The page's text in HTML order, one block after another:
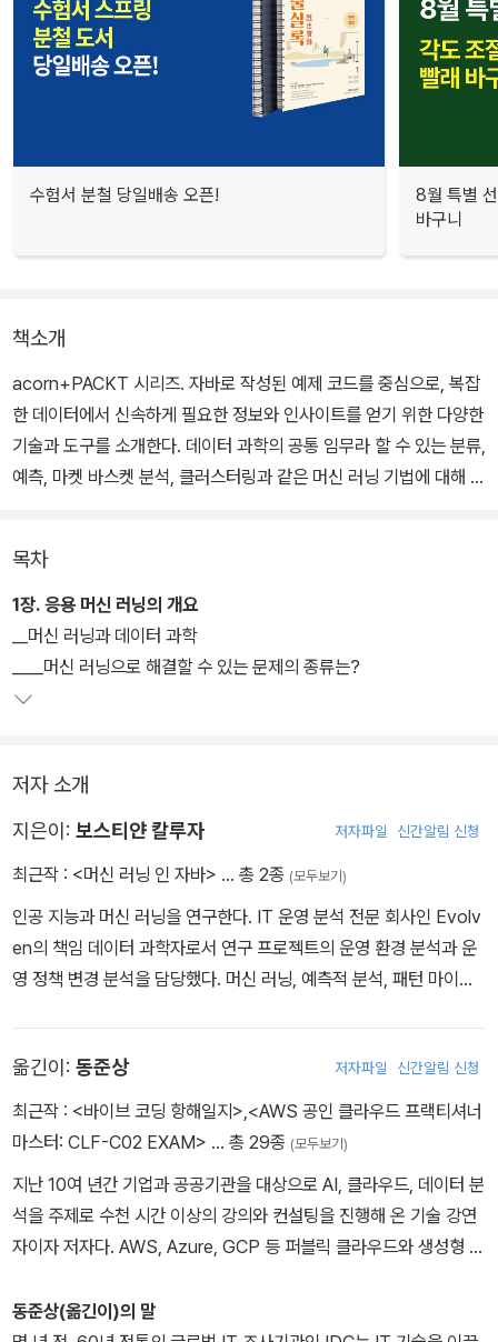
수험서 분철 당일배송 오픈!
8월 특별
바구니
책소개
acorn+PACKT 시리즈. 자바로 작성된 예제 코드를 중심으로, 복잡
한 데이터에서 신속하게 필요한 정보와 인사이트를 얻기 위한 다양한
기술과 도구를 소개한다. 데이터 과학의 공통 임무라 할 수 있는 분류,
예측, 마켓 바스켓 분석, 클러스터링과 같은 머신 러닝 기법에 대해 살
주요한 자료원, 각종 글로벌 경진대회, 관련 기술을 소개한다.
목차
1장. 응용 머신 러닝의 개요
__머신 러닝과 데이터 과학
____머신 러닝으로 해결할 수 있는 문제의 종류는?
저자 소개
지은이: 보스티얀 칼루자 저자파일 신간알림 신청
최근작 : <머신 러닝 인 자바> … 총 2종 (모두보기)
인공 지능과 머신 러닝을 연구한다. IT 운영 분석 전문 회사인 Evolv
en의 책임 데이터 과학자로서 연구 프로젝트의 운영 환경 분석과 운
영 정책 변경 분석을 담당했다. 머신 러닝, 예측적 분석, 패턴 마이닝,
슬로베니아의 대표 과학 연구 기관인 Jozef Stefan Institute의 인
텔리전트 시스템 부서에서 선임 연구원으로 일했고, 연관 패턴, 이상
행동 감지, 유비쿼터스 컴퓨팅, 멀티 에이전트 시스템의 연구를 이끌
보안 애플리케이션 맥락에서의 의심 행동, 이상 행동에 대해 연구했
다. 그는 연구를 통해 자바와 파이썬을 오랜 기간 사용해왔으며, 교단
에서는 Weka 라이브러리에 대해 강의한다. 머신 러닝과 데이터 과학
성에 참여하고 이 분야의 특허도 다수 확보하고 있다. 2013년, 팩트
옮긴이: 동준상 저자파일 신간알림 신청
최근작 : <바이브 코딩 항해일지>,<AWS 공인 클라우드 프랙티셔너
마스터: CLF-C02 EXAM> … 총 29종 (모두보기)
지난 10여 년간 기업과 공공기관을 대상으로 AI, 클라우드, 데이터 분
석을 주제로 수천 시간 이상의 강의와 컨설팅을 진행해 온 기술 강연
자이자 저자다. AWS, Azure, GCP 등 퍼블릭 클라우드와 생성형 A
획·운영해 왔으며, 최근에는 바이브 코딩과 AI 에이전트 설계, 마이크
동준상(옮긴이)의 말